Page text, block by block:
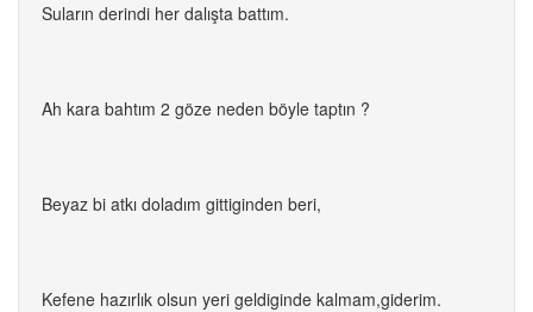
Suların derindi her dalışta battım.
Ah kara bahtım 2 göze neden böyle taptın ?
Beyaz bi atkı doladım gittiginden beri,
Kefene hazırlık olsun yeri geldiginde kalmam,giderim.